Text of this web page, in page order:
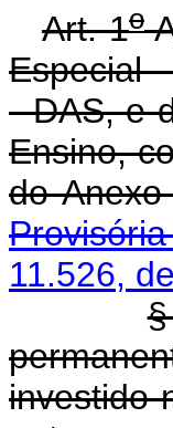
Art. 1o
Especial
- DAS, e
Ensino,
do
11.526,
investido